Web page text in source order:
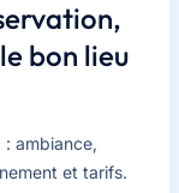
bon lieu
: ambiance,
et tarifs.